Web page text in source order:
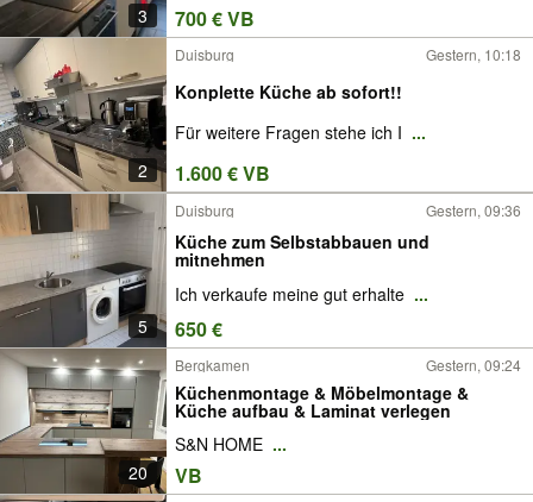
3 700 € VB
2
Duisburg Gestern, 10:18
Konplette Küche ab sofort!!
Für weitere Fragen stehe ich I ...
1.600 € VB
5
Duisburg Gestern, 09:36
Küche zum Selbstabbauen und
mitnehmen
Ich verkaufe meine gut erhalte ...
650 €
20
Bergkamen Gestern, 09:24
Küchenmontage & Möbelmontage &
Küche aufbau & Laminat verlegen
S&N HOME ...
VB